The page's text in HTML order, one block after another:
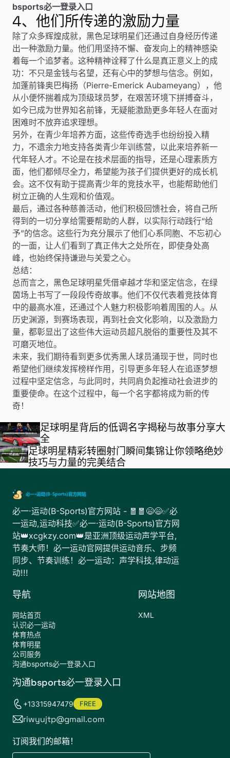
bsports必一登录入口
4、他们所传递的激励力量
除了众多辉煌成就，黑色足球明星们还通过自身经历传递
出一种激励力量。他们用坚持不懈、奋发向上的精神感染
着每一个追梦者。这种精神诠释了什么是真正意义上的成
功：不只是金钱与名望，还有心中的梦想与信念。例如，
加蓬前锋奥巴梅扬（Pierre-Emerick Aubameyang），他
从小便怀揣着成为顶级球员梦，在艰苦环境下拼搏奋斗，
如今已成为世界知名前锋，无疑能激励更多年轻人在面对
困难时不放弃追求理想。
另外，在青少年培养方面，这些传奇选手也纷纷投入精
力，不遗余力地支持各类青少年训练营，以此来培养新一
代年轻人才。不论是在技术层面的指导，还是心理素质方
面，他们都倾尽全力，希望能为孩子们提供更好的成长机
会。这不仅有助于提高青少年的竞技水平，也能帮助他们
树立正确的人生观和价值观。
最后，通过各种慈善活动，他们积极回馈社会，将自己所
得到的一切分享给需要帮助的人群，以实际行动践行“给
予”的信念。这些行为充分展示了他们心系同胞、不忘初心
的一面，让人们看到了真正伟大之处所在，即使身处高
峰，也始终保持谦逊与关爱之心。
总结：
总而言之，黑色足球明星凭借卓越才华和坚定信念，在绿
茵场上书写了一段段传奇故事。他们不仅代表着竞技体育
中的最高水准，还通过个人魅力积极影响着周围的人。从
历史渊源，到赛场表现，再到社会文化影响，以及激励力
量，都彰显出了这些伟大运动员超凡脱俗的重要性及其不
可磨灭地位。
未来，我们期待看到更多优秀黑人球员涌现于世，同时也
希望他们继续发挥榜样作用，引导更多年轻人在追逐梦想
过程中坚定信念，与此同时，共同肩负起推动社会进步的
重要使命。在这个过程中，每一个名字都将成为新的传
奇！
足球明星背后的低调名字揭秘与故事分享大
全
足球明星精彩转圈射门瞬间集锦让你领略绝妙
技巧与力量的完美结合
必一·运动(B-Sports)官方网站 - 🧧🧧😄😄✅必
一运动,运动科技✅必一·运动(B-Sports)官方网
站👑xcgkzy.com👑是亚洲顶级运动声学平台,
节奏大师！必一运动官网提供运动音乐、步频
同步、节奏训练！必一运动：声学科技,律动运
动!!!
导航
网站首页
认识必一运动
体育热点
体育明星
公司服务
沟通bsports必一登录入口
网站地图
XML
沟通bsports必一登录入口
+13315947479 FREE
riwyujtp@gmail.com
订阅我们的邮箱！